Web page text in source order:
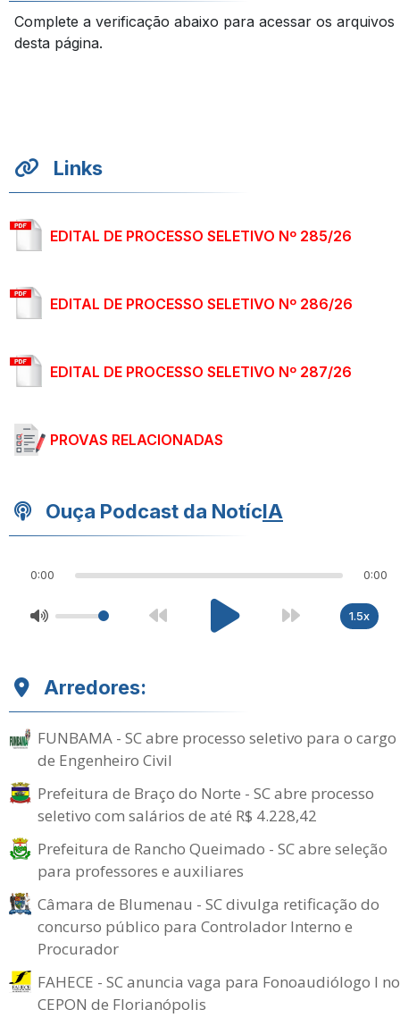
Complete a verificação abaixo para acessar os arquivos
desta página.
Links
EDITAL DE PROCESSO SELETIVO Nº 285/26
EDITAL DE PROCESSO SELETIVO Nº 286/26
EDITAL DE PROCESSO SELETIVO Nº 287/26
PROVAS RELACIONADAS
Ouça Podcast da NotícIA
0:00 0:00
1.5x
Arredores:
FUNBAMA - SC abre processo seletivo para o cargo
de Engenheiro Civil
Prefeitura de Braço do Norte - SC abre processo
seletivo com salários de até R$ 4.228,42
Prefeitura de Rancho Queimado - SC abre seleção
para professores e auxiliares
Câmara de Blumenau - SC divulga retificação do
concurso público para Controlador Interno e
Procurador
FAHECE - SC anuncia vaga para Fonoaudiólogo I no
CEPON de Florianópolis